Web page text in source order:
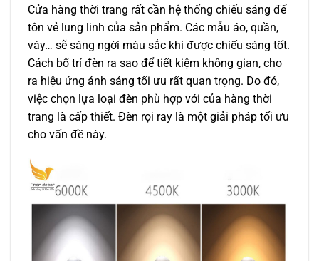
Cửa hàng thời trang rất cần hệ thống chiếu sáng để
tôn vẻ lung linh của sản phẩm. Các mẫu áo, quần,
váy… sẽ sáng ngời màu sắc khi được chiếu sáng tốt.
Cách bố trí đèn ra sao để tiết kiệm không gian, cho
ra hiệu ứng ánh sáng tối ưu rất quan trọng. Do đó,
việc chọn lựa loại đèn phù hợp với của hàng thời
trang là cấp thiết. Đèn rọi ray là một giải pháp tối ưu
cho vấn đề này.